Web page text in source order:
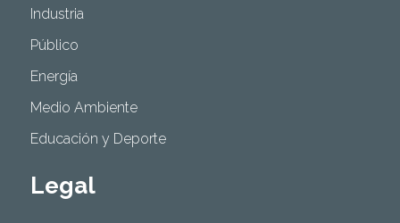
Industria
Público
Energía
Medio Ambiente
Educación y Deporte
Legal